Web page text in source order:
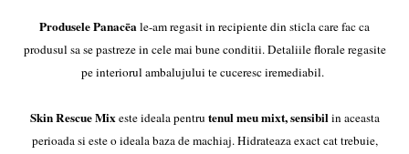
Produsele Panacēale-am regasit in recipiente din sticla care fac ca
produsul sa se pastreze in cele mai bune conditii. Detaliile florale regasite
pe interiorul ambalujului te cuceresc iremediabil.
Skin Rescue Mixeste ideala pentru tenul meu mixt, sensibilin aceasta
perioada si este o ideala baza de machiaj. Hidrateaza exact cat trebuie,